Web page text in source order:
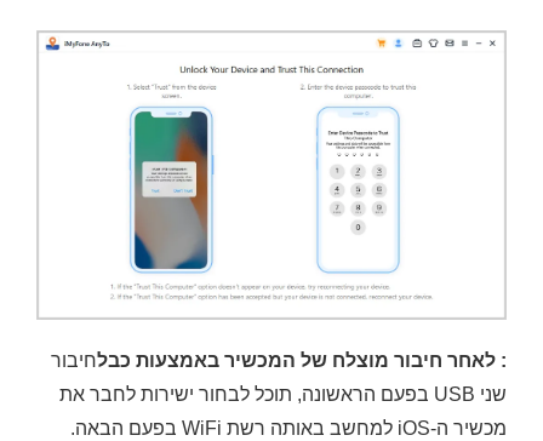
: לאחר חיבור מוצלח של המכשיר באמצעות כבלחיבור
שני USB בפעם הראשונה, תוכל לבחור ישירות לחבר את
מכשיר ה-iOS למחשב באותה רשת WiFi בפעם הבאה.